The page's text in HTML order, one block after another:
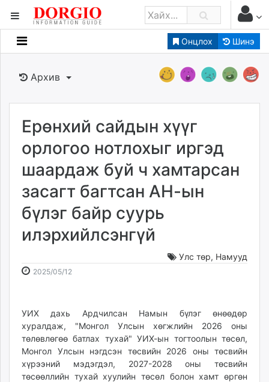
Онцлох Шинэ
Мэдээллийн
Банк санхүү
Бизнес ААН
Төрийн
Нийслэлийн
dorgio.mn
Gogo.mn
news.mn
zindaa.mn
tovch.mn
Livetv.mn
Eguur.mn
24tsag.mn
shuud.mn
eagle.mn
Архив
Ерөнхий сайдын хүүг
орлогоо нотлохыг иргэд
шаардаж буй ч хамтарсан
засагт багтсан АН-ын
бүлэг байр суурь
илэрхийлсэнгүй
Улс төр, Намууд
2025/05/12
17:08:18
20:22:27
УИХ дахь Ардчилсан Намын бүлэг өнөөдөр
хуралдаж, "Монгол Улсын хөгжлийн 2026 оны
төлөвлөгөө батлах тухай" УИХ-ын тогтоолын төсөл,
Монгол Улсын нэгдсэн төсвийн 2026 оны төсвийн
хүрээний мэдэгдэл, 2027-2028 оны төсвийн
төсөөллийн тухай хуулийн төсөл болон хамт өргөн